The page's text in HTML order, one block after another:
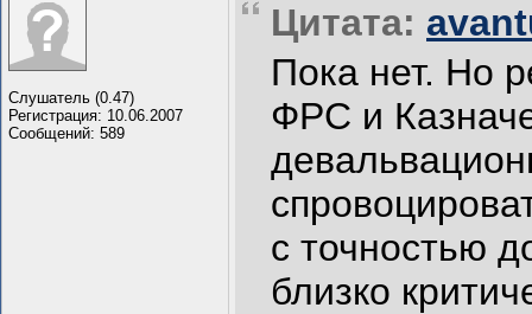
Слушатель (0.47)
Регистрация: 10.06.2007
Сообщений: 589
Цитата:
Пока нет. Но
ФРС и
с точностью
близко